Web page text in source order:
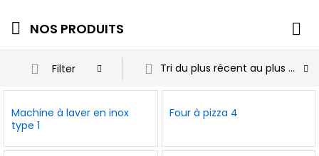
NOS PRODUITS
Filter Tri du plus récent au plus ancien
Machine à laver en inox
type 1
Four à pizza 4